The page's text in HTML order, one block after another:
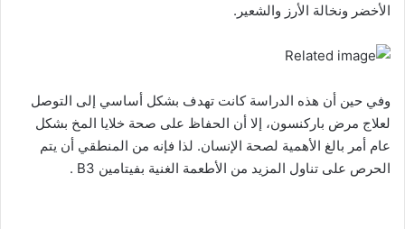
الأخضر ونخالة الأرز والشعير.
وفي حين أن هذه الدراسة كانت تهدف بشكل أساسي إلى التوصل
لعلاج مرض باركنسون، إلا أن الحفاظ على صحة خلايا المخ بشكل
عام أمر بالغ الأهمية لصحة الإنسان. لذا فإنه من المنطقي أن يتم
الحرص على تناول المزيد من الأطعمة الغنية بفيتامين B3 .